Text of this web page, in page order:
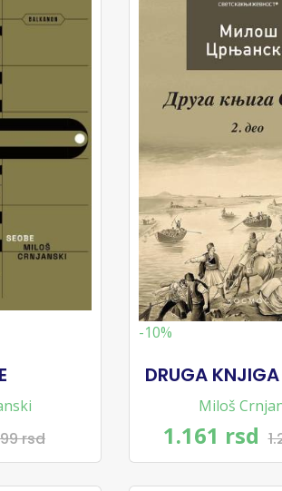
rsd
-10%
DRUGA
Miloš
1.161 rsd